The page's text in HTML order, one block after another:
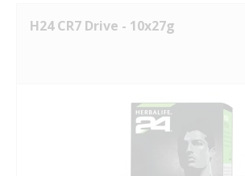
H24 CR7 Drive - 10x27g